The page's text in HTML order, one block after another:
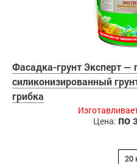
Фасадка-грунт Эксперт
силиконизированный
грибка
Цена: по
20